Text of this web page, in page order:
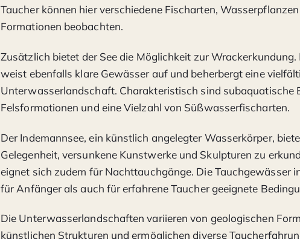
Taucher können hier verschiedene Fischarten,
Formationen beobachten.
Zusätzlich bietet der See die Möglichkeit zur Wrackerkundung.
weist ebenfalls klare Gewässer auf und beherbergt eine
Unterwasserlandschaft. Charakteristisch sind subaquatische
Felsformationen und eine Vielzahl von Süßwasserfischarten.
Der Indemannsee, ein künstlich angelegter Wasserkörper,
Gelegenheit, versunkene Kunstwerke und Skulpturen zu
eignet sich zudem für Nachttauchgänge. Die Tauchgewässer
für Anfänger als auch für erfahrene Taucher geeignete
Die Unterwasserlandschaften variieren von geologischen
künstlichen Strukturen und ermöglichen diverse